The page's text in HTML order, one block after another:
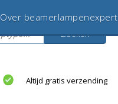
Zoeken
Over beamerlampenexpert
Altijd gratis verzending